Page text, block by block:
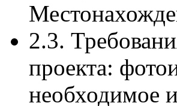
2.3.
проекта:
необходимое